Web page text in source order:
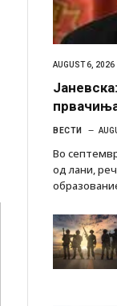
AUGUST 6, 2026
ВЕСТИ
Во
од лани,